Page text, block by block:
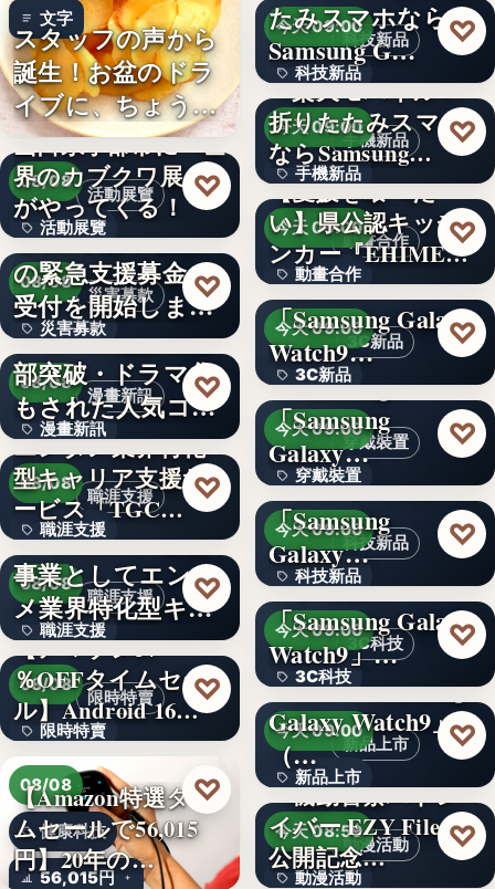
文字
スタッフの声から
誕生！お盆のドラ
イブに、ちょうど
いい。「…
活動展覽
08/08
活動展覽
60
山口県宇部市に『世
界のカブクワ展』
がやってくる！
♡
災害募款
08/08
災害募款
文字
令和8年熊本地震へ
の緊急支援募金の
受付を開始しまし
た
♡
漫畫新訊
08/08
漫畫新訊
文字
シリーズ累計40万
部突破・ドラマ化
もされた人気コミ
ック！…
♡
職涯支援
08/08
職涯支援
330,000
エンタメ業界特化
型キャリア支援サ
ービス「TGC…
♡
職涯支援
08/08
職涯支援
文字
W TOKYO、新規
事業としてエンタ
メ業界特化型キャ
リア…
♡
限時特賣
08/08
限時特賣
15,800円
【アマゾン37
％OFFタイムセー
ル】Android 16…
♡
08/08
健康科技
56,015円
【Amazon特選タイ
ムセールで56,015
円】20年の…
♡
文字
科技新品
今天 09:00
科技新品
文字
たみスマホなら
Samsung G…
♡
手機新品
今天 09:00
手機新品
4.1
＜楽天モバイル＞
折りたたみスマホ
ならSamsung…
♡
動畫合作
今天 09:00
動畫合作
108
【愛媛を喰べた
い】県公認キッチ
ンカー『EHIMEみ
きゃん…
♡
3C新品
今天 09:00
3C新品
文字
＜OPEN＞
「Samsung Galaxy
Watch9…
♡
穿戴裝置
今天 09:00
穿戴裝置
文字
＜Samsung＞
「Samsung
Galaxy…
♡
科技新品
今天 09:00
科技新品
文字
＜ソフトバンク＞
「Samsung
Galaxy…
♡
3C科技
今天 09:00
3C科技
文字
＜ドコモ＞
「Samsung Galaxy
Watch9」…
♡
新品上市
今天 09:00
新品上市
文字
＜au＞「Samsung
Galaxy Watch9」
（…
♡
動漫活動
今天 08:59
動漫活動
『機動警察パトレ
イバー EZY File 2』
公開記念…
♡